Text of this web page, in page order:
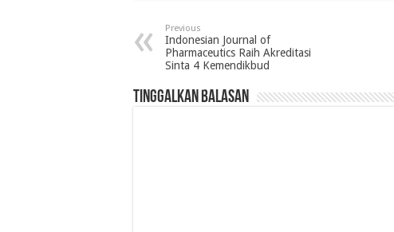
Previous
Indonesian Journal of
Pharmaceutics Raih Akreditasi
Sinta 4 Kemendikbud
Tinggalkan Balasan